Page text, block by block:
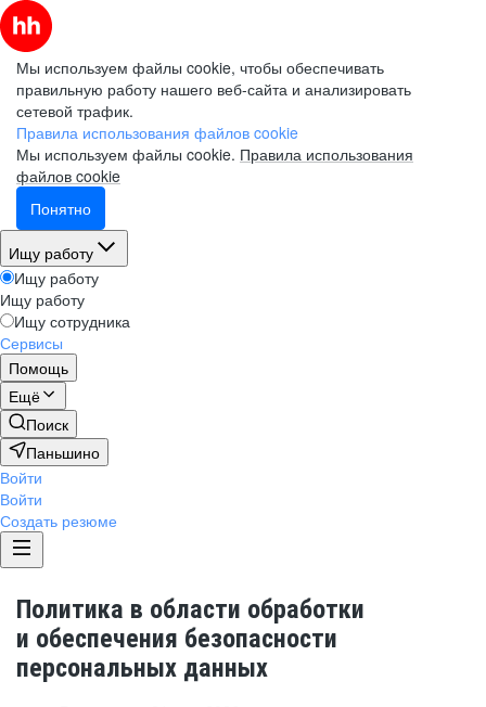
Мы используем файлы cookie, чтобы обеспечивать
правильную работу нашего веб-сайта и анализировать
сетевой трафик.
Правила использования файлов cookie
Мы используем файлы cookie. Правила использования
файлов cookie
Понятно
Ищу работу
Ищу работу
Ищу работу
Ищу сотрудника
Сервисы
Помощь
Ещё
Поиск
Паньшино
Войти
Войти
Создать резюме
Политика в области обработки
и обеспечения безопасности
персональных данных